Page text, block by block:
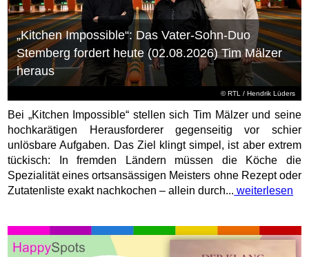
©RTL / Hendrik Lüders
„Kitchen Impossible“: Das Vater-Sohn-Duo
Stemberg fordert heute (02.08.2026) Tim Mälzer
heraus
Bei „Kitchen Impossible“ stellen sich Tim Mälzer und seine
hochkarätigen Herausforderer gegenseitig vor schier
unlösbare Aufgaben. Das Ziel klingt simpel, ist aber extrem
tückisch: In fremden Ländern müssen die Köche die
Spezialität eines ortsansässigen Meisters ohne Rezept oder
Zutatenliste exakt nachkochen – allein durch... weiterlesen